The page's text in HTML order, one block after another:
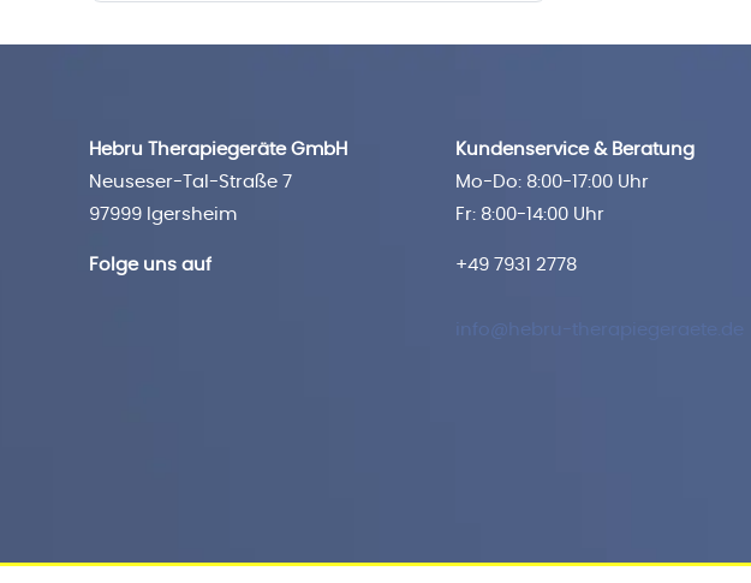
Hebru Therapiegeräte GmbH
Neuseser-Tal-Straße 7
97999 Igersheim
Folge uns auf
Kundenservice & Beratung
Mo-Do: 8:00-17:00 Uhr
Fr: 8:00-14:00 Uhr
+49 7931 2778
info@hebru-therapiegeraete.de